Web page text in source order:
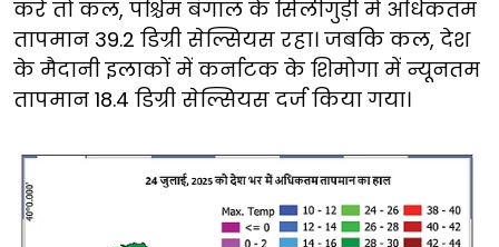
करें तो कल, पश्चिम बंगाल के सिलीगुड़ी में अधिकतम
तापमान 39.2 डिग्री सेल्सियस रहा। जबकि कल, देश
के मैदानी इलाकों में कर्नाटक के शिमोगा में न्यूनतम
तापमान 18.4 डिग्री सेल्सियस दर्ज किया गया।